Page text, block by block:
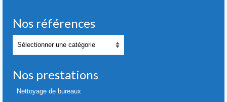
Nos références
Nos
références
Nos prestations
Nettoyage de bureaux